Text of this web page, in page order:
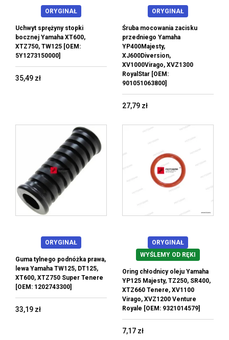
ORYGINAŁ
Uchwyt sprężyny stopki
bocznej Yamaha XT600,
XTZ750, TW125 [OEM:
5Y1273150000]
35,49 zł
ORYGINAŁ
Śruba mocowania zacisku
przedniego Yamaha
YP400Majesty,
XJ600Diversion,
XV1000Virago, XVZ1300
RoyalStar [OEM:
901051063800]
27,79 zł
ORYGINAŁ
Guma tylnego podnóżka prawa,
lewa Yamaha TW125, DT125,
XT600, XTZ750 Super Tenere
[OEM: 1202743300]
33,19 zł
ORYGINAŁ
WYŚLEMY OD RĘKI
Oring chłodnicy oleju Yamaha
YP125 Majesty, TZ250, SR400,
XTZ660 Tenere, XV1100
Virago, XVZ1200 Venture
Royale [OEM: 9321014579]
7,17 zł